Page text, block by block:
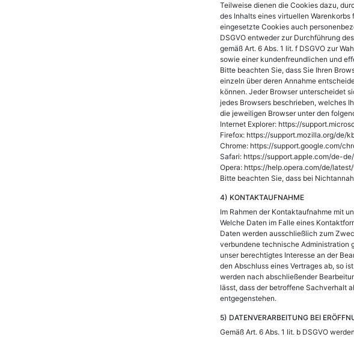
Teilweise dienen die Cookies dazu,
des Inhalts eines virtuellen
eingesetzte Cookies auch
DSGVO entweder zur Durchführung
gemäß Art. 6 Abs. 1 lit. f DSGVO zur
sowie einer kundenfreundlichen und
Bitte beachten Sie, dass Sie Ihren
einzeln über deren Annahme
können. Jeder Browser unterscheidet
jedes Browsers beschrieben, welches
die jeweiligen Browser unter den
Internet Explorer: https://
Firefox: https://support.mozilla.org/de/
Chrome: https://support.google.com/
Safari: https://support.apple.com/de-
Opera: https://help.opera.com/de/
Bitte beachten Sie, dass bei
4) KONTAKTAUFNAHME
Im Rahmen der Kontaktaufnahme mit
Welche Daten im Falle eines
Daten werden ausschließlich zum
verbundene technische Administration
unser berechtigtes Interesse an der
den Abschluss eines Vertrages ab, so
werden nach abschließender
lässt, dass der betroffene Sachverhalt
entgegenstehen.
5) DATENVERARBEITUNG BEI
Gemäß Art. 6 Abs. 1 lit. b DSGVO